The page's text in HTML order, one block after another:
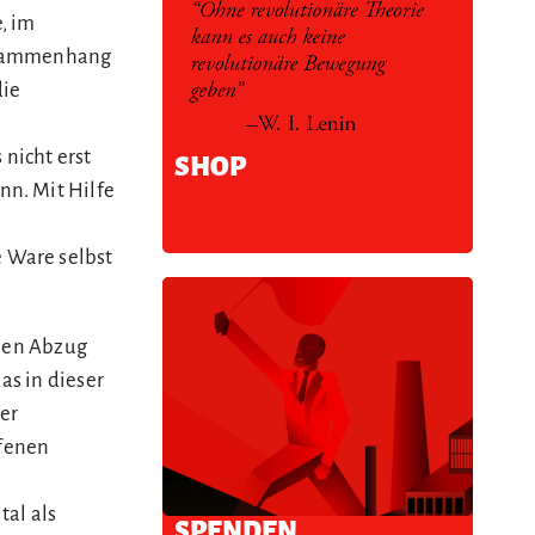
im
nicht erst
Mit Hilfe
selbst
Abzug
in dieser
als
SHOP